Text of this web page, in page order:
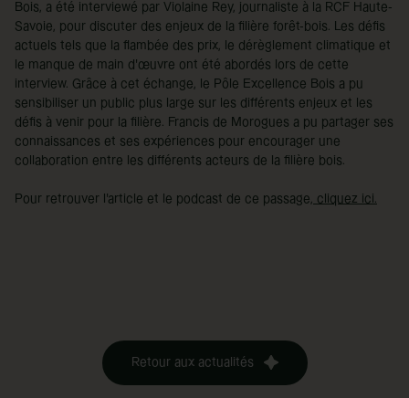
Bois, a été interviewé par Violaine Rey, journaliste à la RCF Haute-
Savoie, pour discuter des enjeux de la filière forêt-bois. Les défis
actuels tels que la flambée des prix, le dérèglement climatique et
le manque de main d'œuvre ont été abordés lors de cette
interview. Grâce à cet échange, le Pôle Excellence Bois a pu
sensibiliser un public plus large sur les différents enjeux et les
défis à venir pour la filière. Francis de Morogues a pu partager ses
connaissances et ses expériences pour encourager une
collaboration entre les différents acteurs de la filière bois.
Pour retrouver l'article et le podcast de ce passage, cliquez ici.
Retour aux actualités